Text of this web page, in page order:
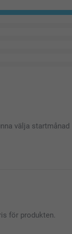
välja startmånad
omdöme av våra
för produkten.